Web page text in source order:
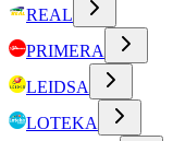
REAL
PRIMERA
LEIDSA
LOTEKA